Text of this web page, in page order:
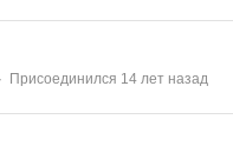
Присоединился 14 лет назад